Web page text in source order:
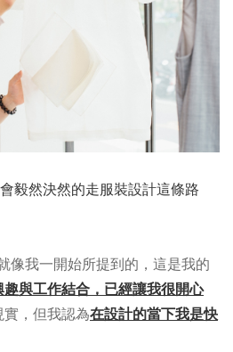
毅然決然的走服裝設計這條路
像我一開始所提到的，這是我的
與工作結合，已經讓我很開心
實，但我認為在設計的當下我是快